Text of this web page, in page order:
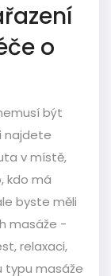
o
být
najdete
v místě,
kdo má
byste měli
masáže -
relaxaci,
typu masáže